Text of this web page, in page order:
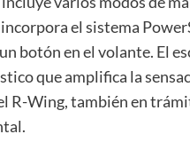
el sistema
botón en el volante. El
que amplifica la
R-Wing, también en